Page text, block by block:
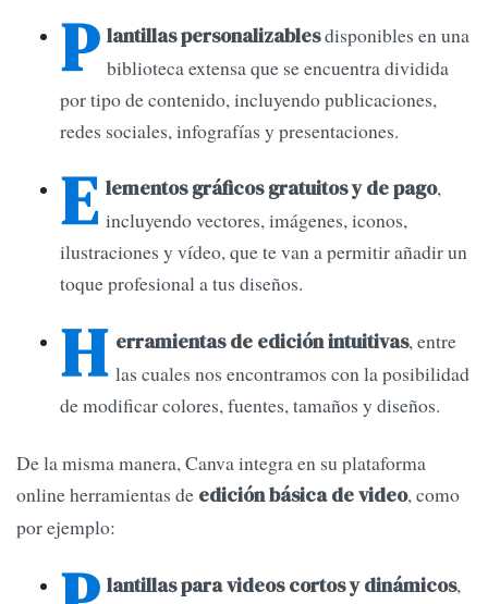
P lantillas personalizablesdisponibles en una
biblioteca extensa que se encuentra dividida
por tipo de contenido, incluyendo publicaciones,
redes sociales, infografías y presentaciones.
E lementos gráficos gratuitos y de pago,
incluyendo vectores, imágenes, iconos,
ilustraciones y vídeo, que te van a permitir añadir un
toque profesional a tus diseños.
H erramientas de edición intuitivas, entre
las cuales nos encontramos con la posibilidad
de modificar colores, fuentes, tamaños y diseños.
De la misma manera, Canva integra en su plataforma
online herramientas de edición básica de video, como
por ejemplo:
lantillas para videos cortos y dinámicos,